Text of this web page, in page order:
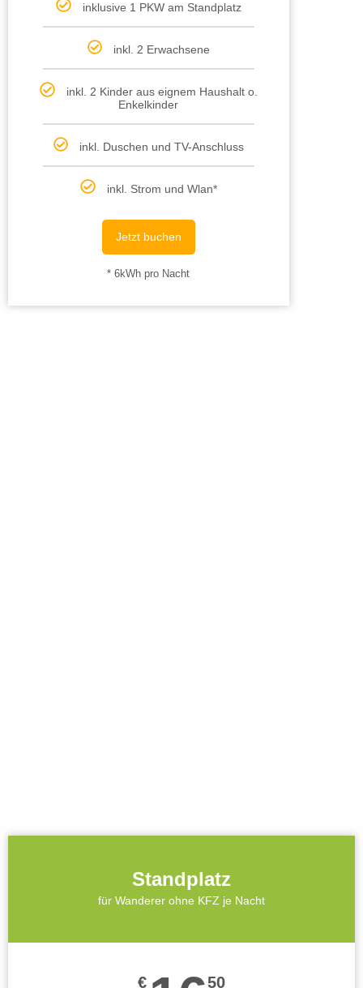
inklusive 1 PKW am Standplatz
inkl. 2 Erwachsene
inkl. 2 Kinder aus eignem Haushalt o.
Enkelkinder
inkl. Duschen und TV-Anschluss
inkl. Strom und Wlan*
Jetzt buchen
* 6kWh pro Nacht
Standplatz
für Wanderer ohne KFZ je Nacht
€ 50